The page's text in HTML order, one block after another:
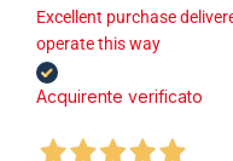
Excellent purchase
operate this way
Acquirente verificato